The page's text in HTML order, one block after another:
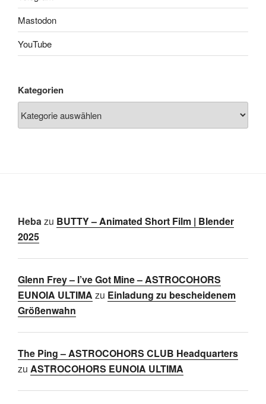
Mastodon
YouTube
Kategorien
Hebazu BUTTY – Animated Short Film | Blender
2025
Glenn Frey – I’ve Got Mine – ASTROCOHORS
EUNOIA ULTIMA zu Einladung zu bescheidenem
Größenwahn
The Ping – ASTROCOHORS CLUB Headquarters
zu ASTROCOHORS EUNOIA ULTIMA